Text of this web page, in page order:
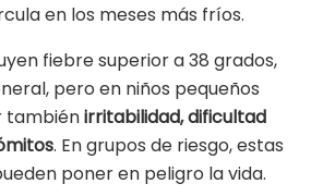
en los meses más fríos.
fiebre superior a 38 grados,
pero en niños pequeños
tambiénirritabilidad, dificultad
. En grupos de riesgo, estas
poner en peligro la vida.